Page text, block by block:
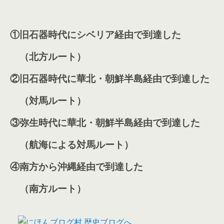
①旧石器時代にシベリア経由で到達した
（北方ルート）
②旧石器時代に華北・朝鮮半島経由で到達した
（対馬ルート）
③弥生時代に華北・朝鮮半島経由で到達した
（航海による対馬ルート）
④南方から沖縄経由で到達した
（南方ルート）